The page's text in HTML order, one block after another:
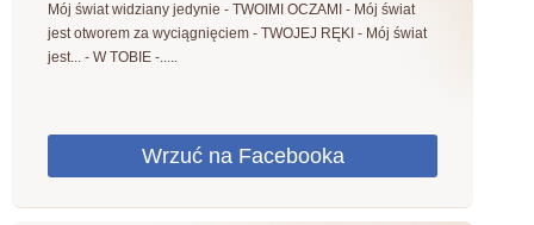
Mój świat widziany jedynie - TWOIMI OCZAMI - Mój świat
jest otworem za wyciągnięciem - TWOJEJ RĘKI - Mój świat
jest... - W TOBIE -.....